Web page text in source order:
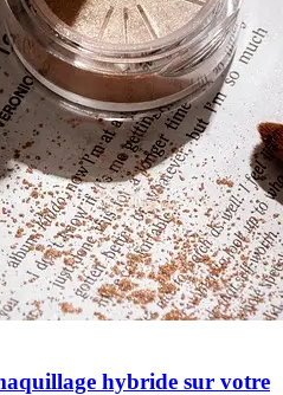
hybride sur votre